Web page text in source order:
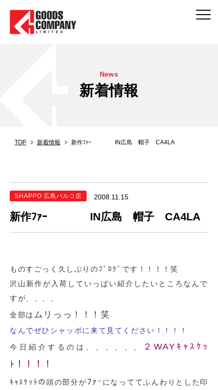
News
新着情報
TOP 新着情報 新作ﾌｧｰ IN広島 帽子 CA4LA
SHAPPO 広島パルコ店 2008.11.15
新作ﾌｧｰ IN広島 帽子 CA4LA
ものすごっく久しぶりのﾌﾞﾛｸﾞです！！！！笑
沢山新作が入荷していっぱい紹介したいところなんで
すが、、、、
全部は ムリっっ！！！笑
なんでぜひシャッポに来て見てください！！！！
今日紹介するのは、、、、、、
２WAYｷｬｽｹｯ
ﾄ！！！！
ｷｬｽｹｯﾄの頭の部分がﾌｧｰ になっててふんわりとした印